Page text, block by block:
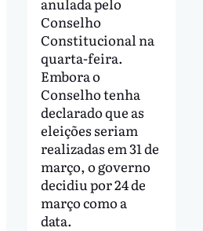
Conselho
Constitucional na
quarta-feira.
Embora o
Conselho tenha
declarado que as
eleições seriam
realizadas em 31 de
março, o governo
decidiu por 24 de
março como a
data.